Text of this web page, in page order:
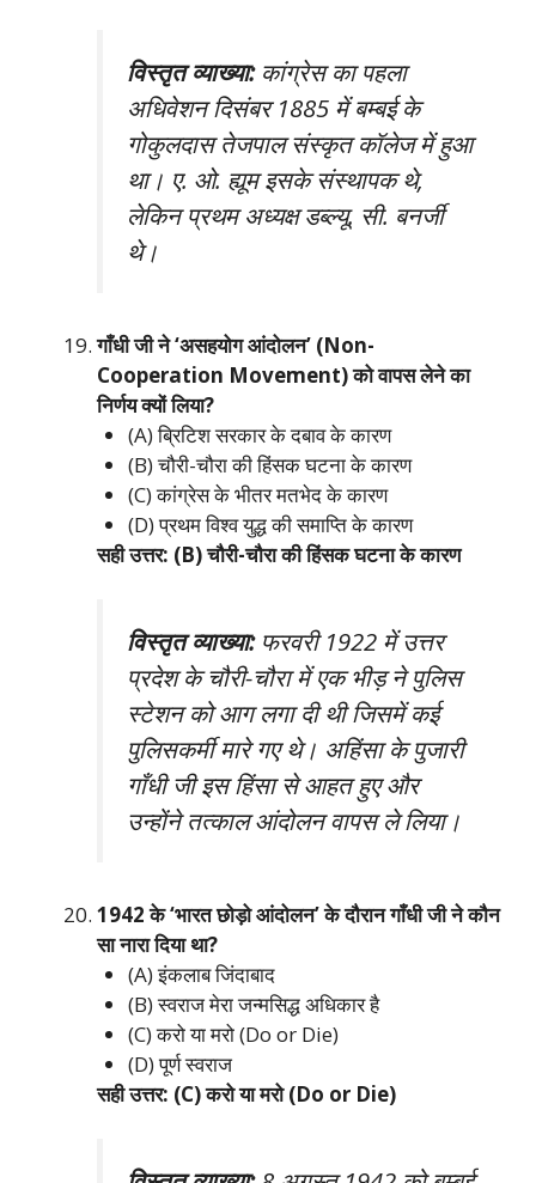
विस्तृत व्याख्या:कांग्रेस का पहला
अधिवेशन दिसंबर 1885 में बम्बई के
गोकुलदास तेजपाल संस्कृत कॉलेज में हुआ
था। ए. ओ. ह्यूम इसके संस्थापक थे,
लेकिन प्रथम अध्यक्ष डब्ल्यू. सी. बनर्जी
थे।
गाँधी जी ने ‘असहयोग आंदोलन’ (Non-
Cooperation Movement) को वापस लेने का
निर्णय क्यों लिया?
(A) ब्रिटिश सरकार के दबाव के कारण
(B) चौरी-चौरा की हिंसक घटना के कारण
(C) कांग्रेस के भीतर मतभेद के कारण
(D) प्रथम विश्व युद्ध की समाप्ति के कारण
सही उत्तर: (B) चौरी-चौरा की हिंसक घटना के कारण
विस्तृत व्याख्या:फरवरी 1922 में उत्तर
प्रदेश के चौरी-चौरा में एक भीड़ ने पुलिस
स्टेशन को आग लगा दी थी जिसमें कई
पुलिसकर्मी मारे गए थे। अहिंसा के पुजारी
गाँधी जी इस हिंसा से आहत हुए और
उन्होंने तत्काल आंदोलन वापस ले लिया।
1942 के ‘भारत छोड़ो आंदोलन’ के दौरान गाँधी जी ने कौन
सा नारा दिया था?
(A) इंकलाब जिंदाबाद
(B) स्वराज मेरा जन्मसिद्ध अधिकार है
(C) करो या मरो (Do or Die)
(D) पूर्ण स्वराज
सही उत्तर: (C) करो या मरो (Do or Die)